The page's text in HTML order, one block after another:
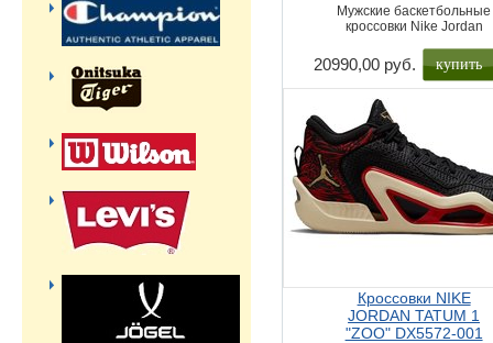
Мужские баскетбольные
кроссовки Nike Jordan
20990,00 руб. купить
Кроссовки NIKE
JORDAN TATUM 1
"ZOO" DX5572-001